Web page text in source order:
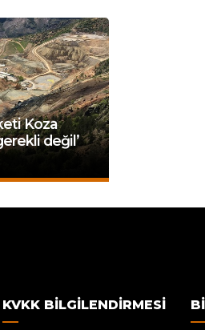
Koza
değil’
KVKK BILGILENDIRMESI